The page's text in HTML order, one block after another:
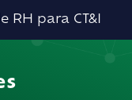
por
RH para CT&I